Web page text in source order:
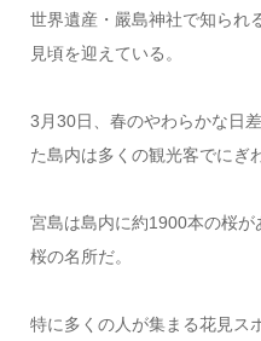
世界遺産・嚴島神社で知られ
見頃を迎えている。
3月30日、春のやわらかな日
た島内は多くの観光客でにぎ
宮島は島内に約1900本の桜
桜の名所だ。
特に多くの人が集まる花見ス